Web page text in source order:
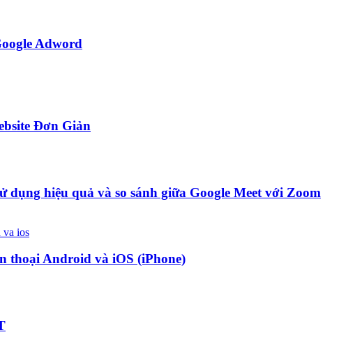
Adword
Đơn Giản
dụng hiệu quả và so sánh giữa Google Meet với Zoom
thoại Android và iOS (iPhone)